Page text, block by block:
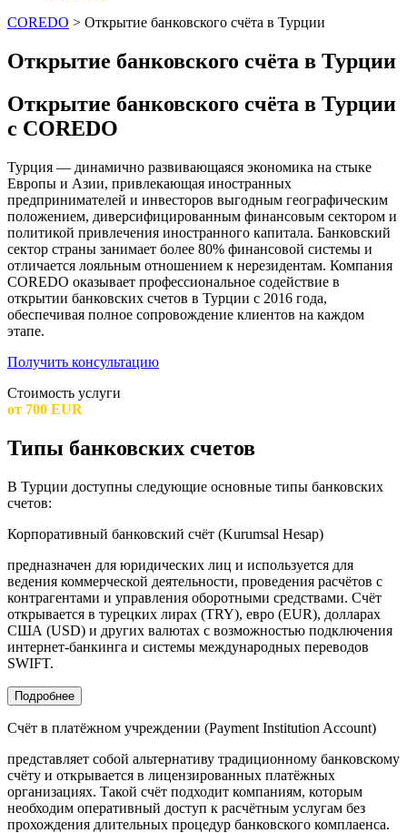
COREDO > Открытие банковского счёта в Турции
Открытие банковского счёта в Турции
Открытие банковского счёта в Турции
с COREDO
Турция — динамично развивающаяся экономика на стыке
Европы и Азии, привлекающая иностранных
предпринимателей и инвесторов выгодным географическим
положением, диверсифицированным финансовым сектором и
политикой привлечения иностранного капитала. Банковский
сектор страны занимает более 80% финансовой системы и
отличается лояльным отношением к нерезидентам. Компания
COREDO оказывает профессиональное содействие в
открытии банковских счетов в Турции с 2016 года,
обеспечивая полное сопровождение клиентов на каждом
этапе.
Получить консультацию
Стоимость услуги
от 700 EUR
Типы банковских счетов
В Турции доступны следующие основные типы банковских
счетов:
Корпоративный банковский счёт (Kurumsal Hesap)
предназначен для юридических лиц и используется для
ведения коммерческой деятельности, проведения расчётов с
контрагентами и управления оборотными средствами. Счёт
открывается в турецких лирах (TRY), евро (EUR), долларах
США (USD) и других валютах с возможностью подключения
интернет-банкинга и системы международных переводов
SWIFT.
Подробнее
Счёт в платёжном учреждении (Payment Institution Account)
представляет собой альтернативу традиционному банковскому
счёту и открывается в лицензированных платёжных
организациях. Такой счёт подходит компаниям, которым
необходим оперативный доступ к расчётным услугам без
прохождения длительных процедур банковского комплаенса.